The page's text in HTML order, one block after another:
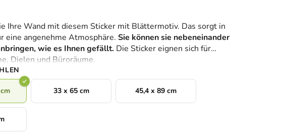
Ihre Wand mit diesem Sticker mit Blättermotiv. Das sorgt in
eine angenehme Atmosphäre. Sie können sie nebeneinander
wie es Ihnen gefällt. Die Sticker eignen sich für
Dielen und Büroräume.
33 x 65 cm 45,4 x 89 cm